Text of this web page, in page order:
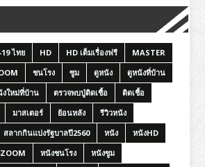
ไทย HD HD เต็มเรื่องฟรี
MASTER
ชนโรง ซูม ดูหนัง
ดูหนังที่บ้าน
ใหม่ที่บ้าน ตรวจพบปู่ติดเชื้อ
ติดเชื้อ
มาสเตอร์ ย้อนหลัง
รีวิวหนัง
สลากกินแบ่งรัฐบาลปี2560 หนัง
หนังHD
หนังชนโรง
หนังซูม